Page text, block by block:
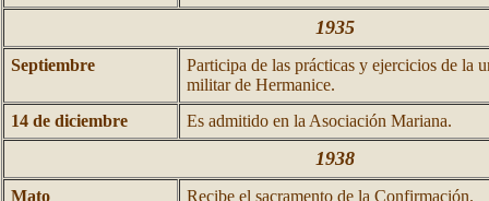
1935
Septiembre
Participa de las prácticas y ejercicios de la
militar de Hermanice.
14 de diciembre
Es admitido en la Asociación Mariana.
1938
Mato
Recibe el sacramento de la Confirmación.